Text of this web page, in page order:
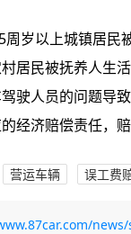
周岁以上城镇居民
居民被抚养人生
驶人员的问题导
经济赔偿责任，
营运车辆 误工费